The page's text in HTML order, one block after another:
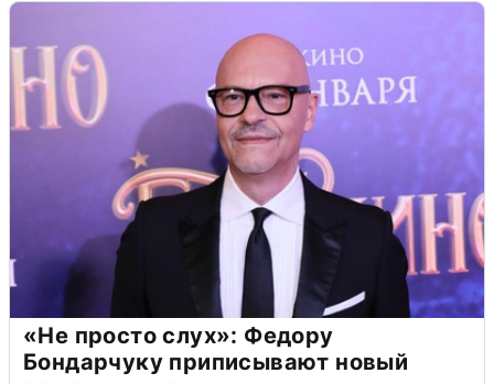
«Не просто слух»: Федору
Бондарчуку приписывают новый